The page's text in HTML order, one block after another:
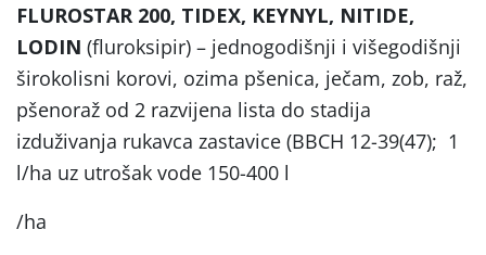
FLUROSTAR 200, TIDEX, KEYNYL, NITIDE,
LODIN (fluroksipir) – jednogodišnji i višegodišnji
širokolisni korovi, ozima pšenica, ječam, zob, raž,
pšenoraž od 2 razvijena lista do stadija
izduživanja rukavca zastavice (BBCH 12-39(47); 1
l/ha uz utrošak vode 150-400 l
/ha